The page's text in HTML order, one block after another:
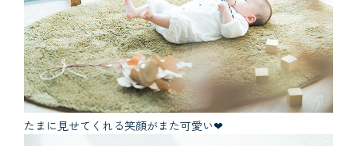
たまに見せてくれる笑顔がまた可愛い❤